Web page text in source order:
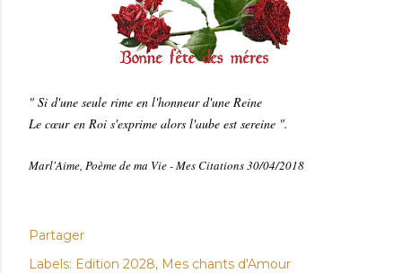
" Si d'une seule rime en l'honneur d'une Reine
Le cœur en Roi s'exprime alors l'aube est sereine ".
Marl'Aime, Poème de ma Vie - Mes Citations 30/04/2018
Partager
Labels: Edition 2028 Mes chants d'Amour